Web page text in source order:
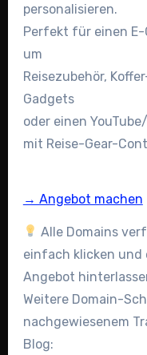
personalisieren.
Perfekt für einen
um
Reisezubehör,
Gadgets
oder einen
mit Reise-Gear-
→ Angebot machen
Alle Domains
einfach klicken und
Angebot
Weitere Domain-
nachgewiesenem
Blog: